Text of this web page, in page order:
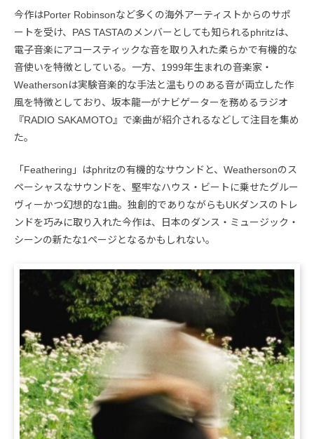
今作はPorter Robinsonなど多くの海外アーティストからのサポ
ートを受け、PAS TASTAのメンバーとしても知られるphritzは、
電子音楽にアコースティックな音を取り入れた柔らかで有機的な
音使いを特徴としている。一方、1999年生まれの音楽家・
Weathersonは実験音楽的な手法と温もりのある音が両立した作
風を特徴としており、坂本龍一がナビゲーターを務めるラジオ
『RADIO SAKAMOTO』で楽曲が紹介されるなどして注目を集め
た。
「Feathering」はphritzの有機的なサウンドと、Weathersonのス
ペーシャスなサウンドを、堅牢なハウス・ビートに乗せたグルー
ヴィーかつ幻想的な1曲。独創的でありながらもUKダンスのトレ
ンドを巧みに取り入れた今作は、日本のダンス・ミュージック・
シーンの新たな1ページとなるかもしれない。